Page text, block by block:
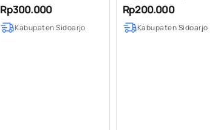
Rp300.000
Kabupaten Sidoarjo
Rp200.000
Kabupaten Sidoarjo